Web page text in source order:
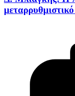
μεταρρυθμιστικό